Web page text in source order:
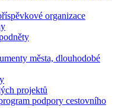
organizace
města, dlouhodobé
projektů
podpory cestovního